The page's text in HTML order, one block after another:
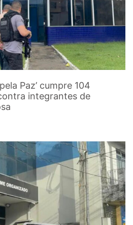
Paz’ cumpre 104
integrantes de